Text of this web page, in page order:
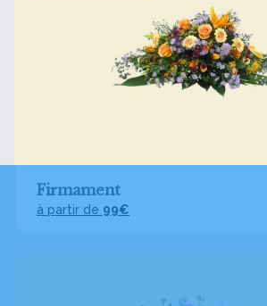
Firmament
à partir de 99€